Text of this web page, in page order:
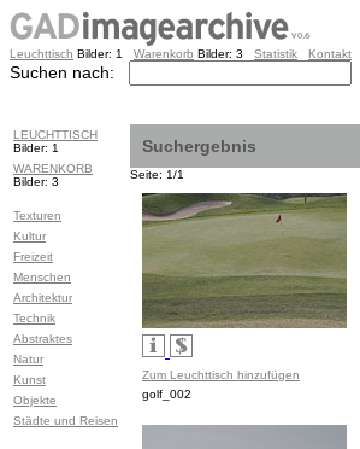
Leuchttisch Bilder: 1 Warenkorb Bilder: 3 Statistik Kontakt
Suchen nach:
LEUCHTTISCH
Bilder: 1
WARENKORB
Bilder: 3
Texturen
Kultur
Freizeit
Menschen
Architektur
Technik
Abstraktes
Natur
Kunst
Objekte
Städte und Reisen
Suchergebnis
Seite: 1/1
Zum Leuchttisch hinzufügen
golf_002